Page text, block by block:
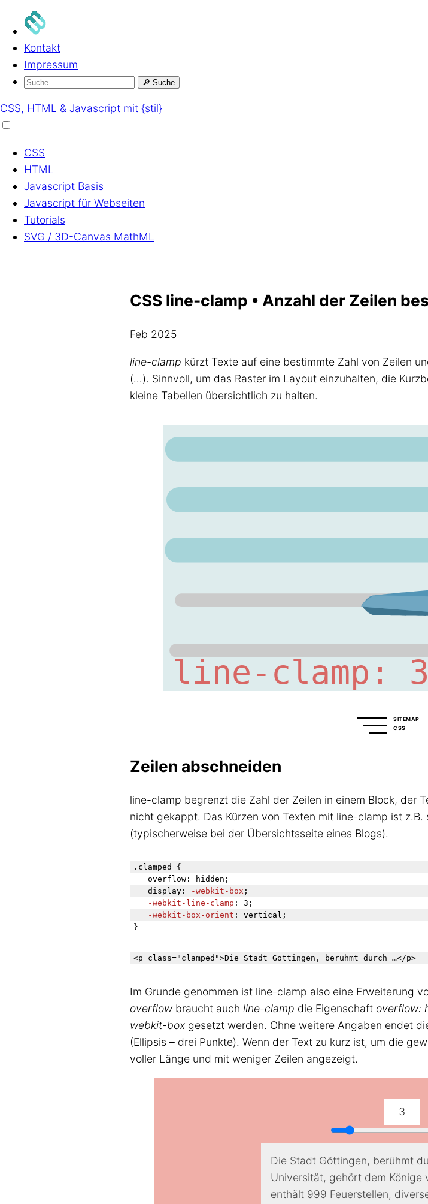
Kontakt
Impressum
🔎 Suche
CSS, HTML & Javascript mit {stil}
CSS
HTML
Javascript Basis
Javascript für Webseiten
Tutorials
SVG / 3D-Canvas MathML
CSS line-clamp • Anzahl der Zeilen
Feb 2025
line-clamp kürzt Texte auf eine bestimmte Zahl von Zeilen
(…). Sinnvoll, um das Raster im Layout einzuhalten, die
kleine Tabellen übersichtlich zu halten.
SITEMAP
CSS
Zeilen abschneiden
line-clamp begrenzt die Zahl der Zeilen in einem Block, der
nicht gekappt. Das Kürzen von Texten mit line-clamp ist
(typischerweise bei der Übersichtsseite eines Blogs).
.clamped {
	display:
-webkit-box ;
-webkit-line-clamp : 3;
-webkit-box-orient : vertical;
Im Grunde genommen ist line-clamp also eine Erweiterung
overflow braucht auch line-clamp die Eigenschaft overflow:
webkit-box gesetzt werden. Ohne weitere Angaben endet
(Ellipsis – drei Punkte). Wenn der Text zu kurz ist, um die
voller Länge und mit weniger Zeilen angezeigt.
3
Die Stadt Göttingen, berühmt
Universität, gehört dem Könige
enthält 999 Feuerstellen,